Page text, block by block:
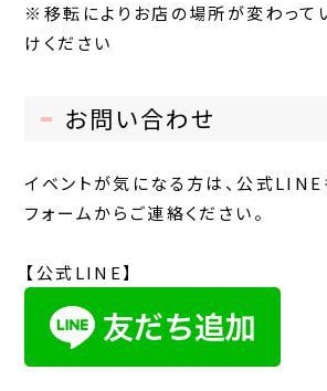
※移転によりお店の場所が変わって
けください
お問い合わせ
イベントが気になる方は、公式LINE
フォームからご連絡ください。
【公式LINE】